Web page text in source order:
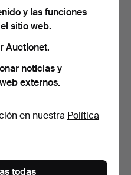
ARAÑA, LATÓN.
Subastado 4 feb 2020
104 USD
y las funciones
sitio web.
Auctionet.
noticias y
externos.
en nuestra Política
todas